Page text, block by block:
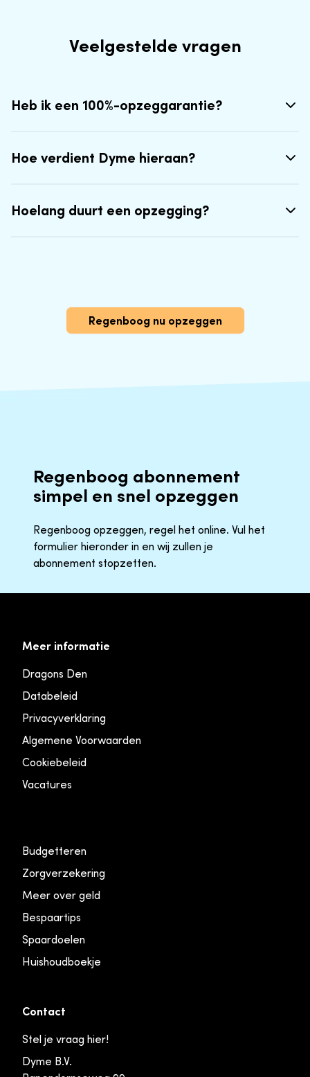
Veelgestelde vragen
Heb ik een 100%-opzeggarantie?
Hoe verdient Dyme hieraan?
Hoelang duurt een opzegging?
Regenboog nu opzeggen
Regenboog abonnement
simpel en snel opzeggen
Regenboog opzeggen, regel het online. Vul het
formulier hieronder in en wij zullen je
abonnement stopzetten.
Meer informatie
Dragons Den
Databeleid
Privacyverklaring
Algemene Voorwaarden
Cookiebeleid
Vacatures
Budgetteren
Zorgverzekering
Meer over geld
Bespaartips
Spaardoelen
Huishoudboekje
Contact
Stel je vraag hier!
Dyme B.V.